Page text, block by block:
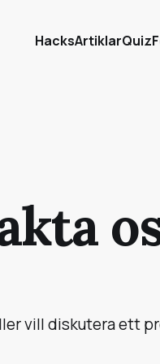
HacksArtiklarQuiz
vill diskutera ett